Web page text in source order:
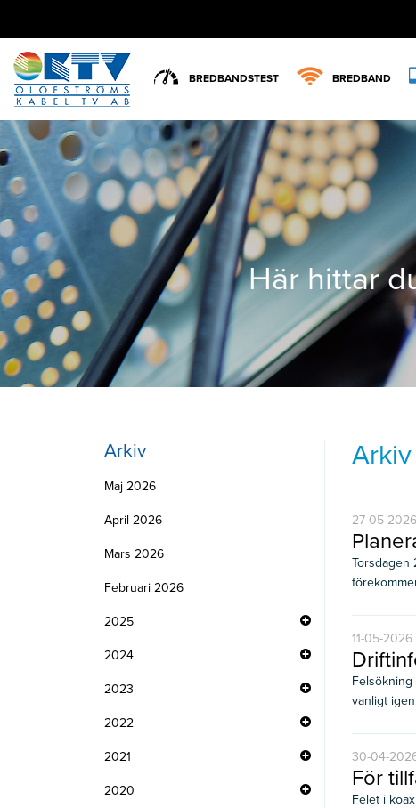
BREDBANDSTEST BREDBAND
Här hittar
Arkiv
Maj 2026
April 2026
Mars 2026
Februari 2026
2025
2024
2023
2022
2021
2020
Arkiv
27-05-
Torsdagen
11-05-
Felsökning
vanligt
30-04-
För
Felet i